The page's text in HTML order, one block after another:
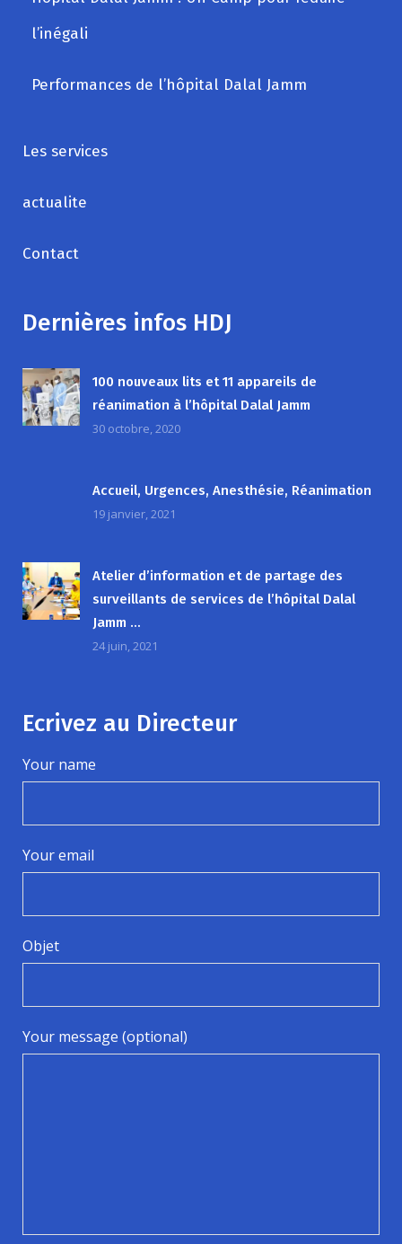
l’inégali
Performances de l’hôpital Dalal Jamm
Les services
actualite
Contact
Dernières infos HDJ
100 nouveaux lits et 11 appareils de
réanimation à l’hôpital Dalal Jamm
30 octobre, 2020
Accueil, Urgences, Anesthésie, Réanimation
19 janvier, 2021
Atelier d’information et de partage des
surveillants de services de l’hôpital Dalal
Jamm …
24 juin, 2021
Ecrivez au Directeur
Your name
Your email
Objet
Your message (optional)